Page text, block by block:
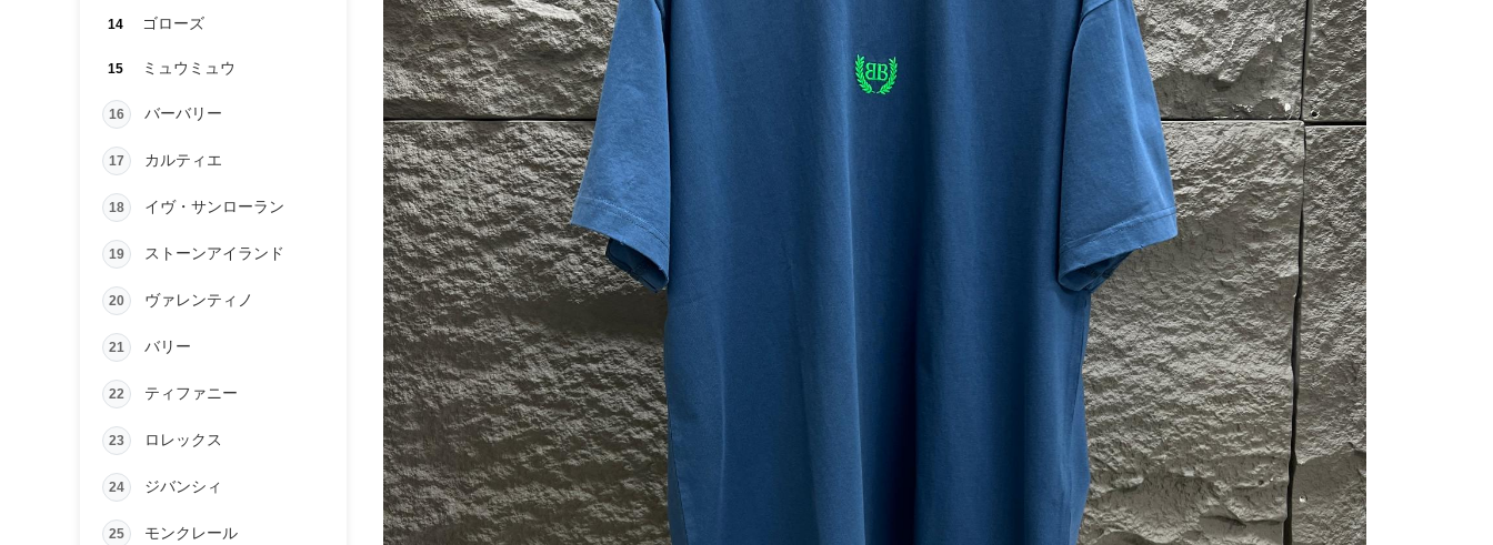
14 ゴローズ
15 ミュウミュウ
16 バーバリー
17 カルティエ
18 イヴ・サンローラン
19 ストーンアイランド
20 ヴァレンティノ
21 バリー
22 ティファニー
23 ロレックス
24 ジバンシィ
25 モンクレール